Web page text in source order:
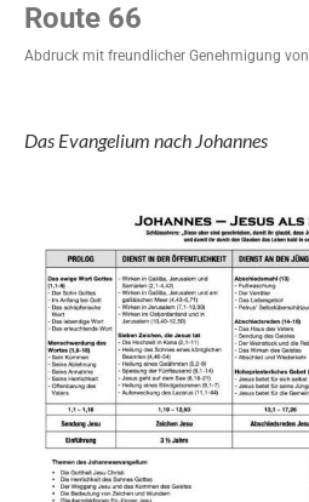
Route 66
Abdruck mit freundlicher Genehmigung von
Das Evangelium nach Johannes